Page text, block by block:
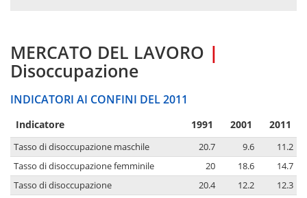
MERCATO DEL LAVORO |
Disoccupazione
INDICATORI AI CONFINI DEL 2011
Indicatore 1991 2001 2011
Tasso di disoccupazione maschile 20.7 9.6
11.2
Tasso di disoccupazione femminile
20 18.6
14.7
Tasso di disoccupazione
20.4 12.2
12.3